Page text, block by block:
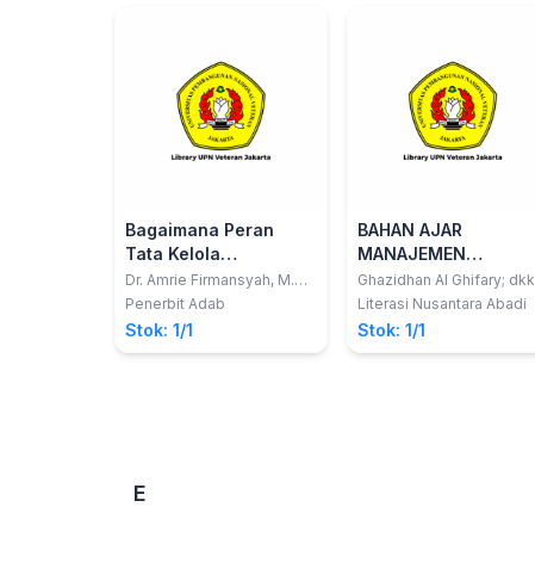
Bagaimana Peran
Tata Kelola
Perusahaan Dalam
Penghindaran
Pajak,Pengungkapan
Tanggung Jawab
Dr. Amrie Firmansyah, M.Ak;
Riska Septiana Estutik,
Penerbit Adab
Stok: 1/1
BAHAN AJAR
MANAJEMEN
KEUANGAN II
Ghazidhan Al Ghifary; dkk
Literasi Nusantara Abadi
Stok: 1/1
E